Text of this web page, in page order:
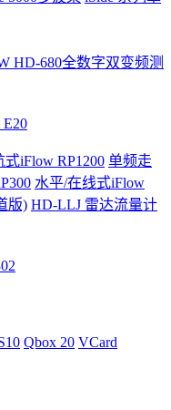
HD-680全数字双变频测
E20
iFlow RP1200 单频走
水平/在线式iFlow
版) HD-LLJ 雷达流量计
Qbox 20 VCard